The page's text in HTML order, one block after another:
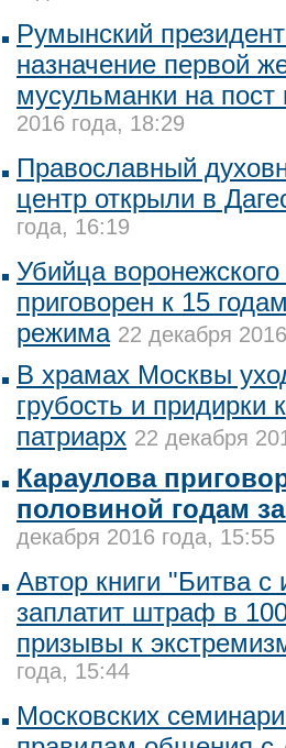
Румынский
назначение первой
мусульманки на
2016 года, 18:29
Православный
центр открыли в
года, 16:19
Убийца
приговорен к 15
режима 22 декабря
В храмах Москвы
грубость и придирки
патриарх 22 декабря
Караулова
половиной годам
декабря 2016 года, 15:55
Автор книги "Битва с
заплатит штраф в
призывы к
года, 15:44
Московских